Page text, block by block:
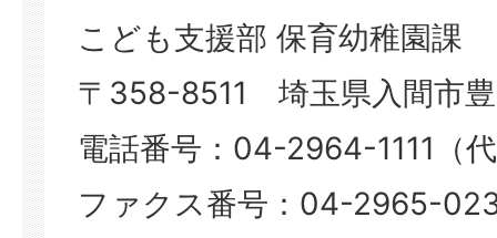
こども支援部 保育幼稚園課
〒358-8511 埼玉県入間市
電話番号：04-2964-1111（
ファクス番号：04-2965-